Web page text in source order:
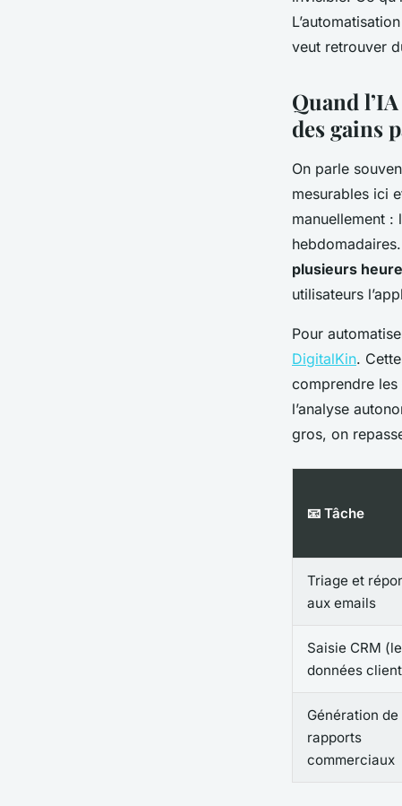
veut retrouver
Quand
des gains
On parle
mesurables ici
manuellement
plusieurs
utilisateurs
Pour
DigitalKin.
comprendre les
l’analyse
gros, on
📧 Tâche
Triage et
aux emails
Saisie CRM
données
Génération de
rapports
commerciaux